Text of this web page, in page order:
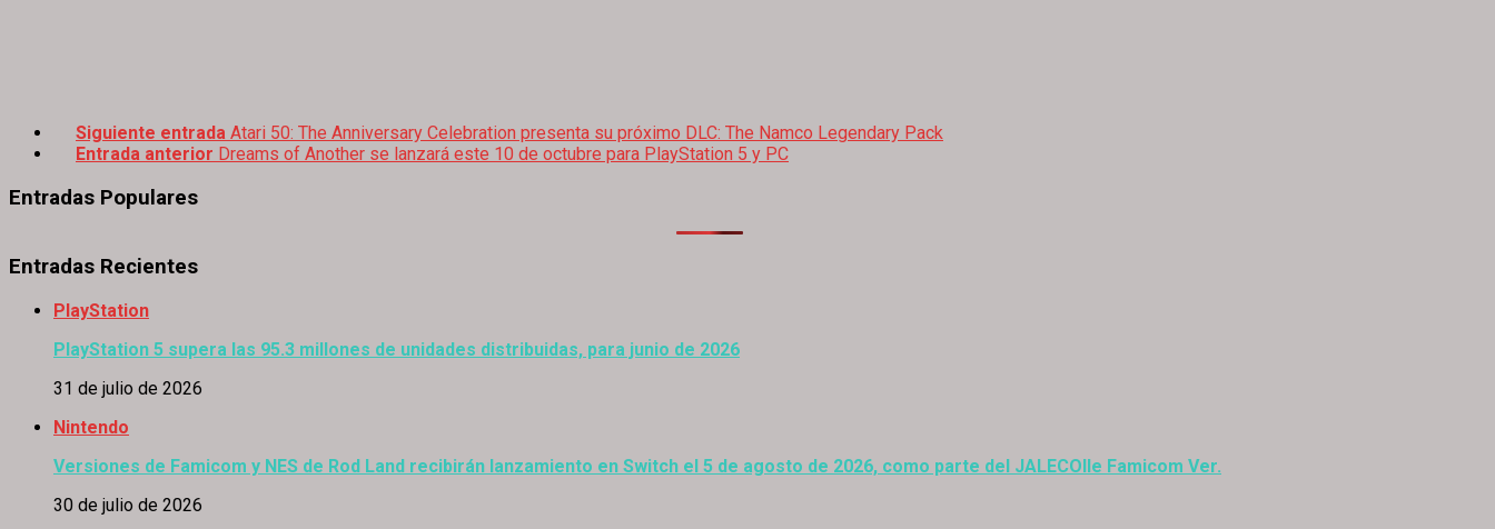
Siguiente entrada Atari 50: The Anniversary Celebration presenta su próximo DLC: The Namco Legendary Pack
Entrada anterior Dreams of Another se lanzará este 10 de octubre para PlayStation 5 y PC
Entradas Populares
Entradas Recientes
PlayStation
PlayStation 5 supera las 95.3 millones de unidades distribuidas, para junio de 2026
31 de julio de 2026
Nintendo
Versiones de Famicom y NES de Rod Land recibirán lanzamiento en Switch el 5 de agosto de 2026, como parte del JALECOlle Famicom Ver.
30 de julio de 2026